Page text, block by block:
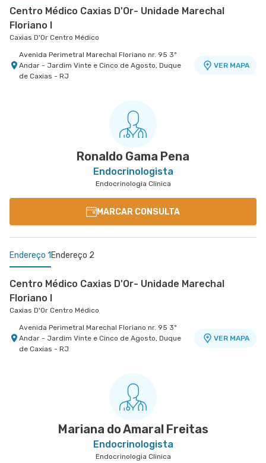
Centro Médico Caxias D'Or- Unidade Marechal
Floriano I
Caxias D'Or Centro Médico
Avenida Perimetral Marechal Floriano nr. 95 3º
Andar - Jardim Vinte e Cinco de Agosto, Duque
de Caxias - RJ
VER MAPA
Rua do Capelao nr. 137 - Padre Miguel, Rio de
Ronaldo Gama Pena
Endocrinologista
Endocrinologia Clinica
MARCAR CONSULTA
Endereço 1 Endereço 2
Centro Médico Caxias D'Or- Unidade Marechal
Floriano I
Caxias D'Or Centro Médico
Avenida Perimetral Marechal Floriano nr. 95 3º
Andar - Jardim Vinte e Cinco de Agosto, Duque
de Caxias - RJ
VER MAPA
Rua Almirante Baltazar nr. 333 8° Andar - Sao
Cristovao, Rio de Janeiro - RJ
Mariana do Amaral Freitas
Endocrinologista
Endocrinologia Clinica